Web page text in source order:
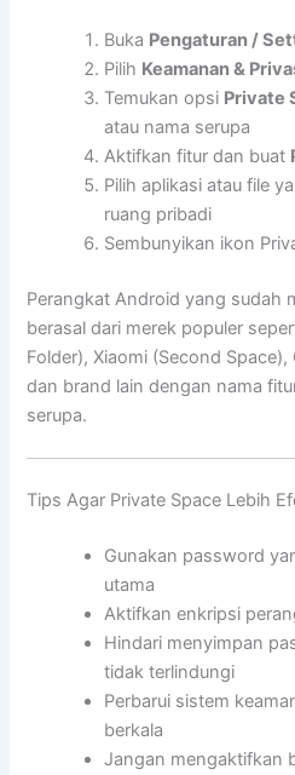
Buka Pengaturan /
Pilih Keamanan &
Temukan opsi Private
atau nama serupa
Aktifkan fitur dan buat
Pilih aplikasi atau file
ruang pribadi
Sembunyikan ikon
Perangkat Android yang sudah
berasal dari merek populer
Folder), Xiaomi (Second
dan brand lain dengan nama
serupa.
Tips Agar Private Space Lebih
Gunakan password
utama
Aktifkan enkripsi
Hindari menyimpan
tidak terlindungi
Perbarui sistem
berkala
Jangan mengaktifkan